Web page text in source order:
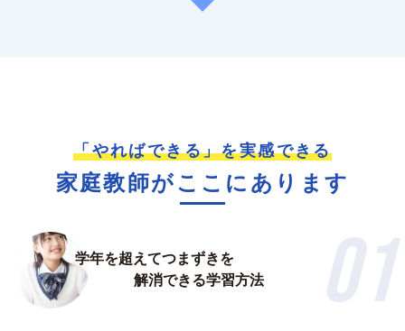
「やればできる」を実感できる
家庭教師がここにあります
学年を超えてつまずきを
解消できる学習方法